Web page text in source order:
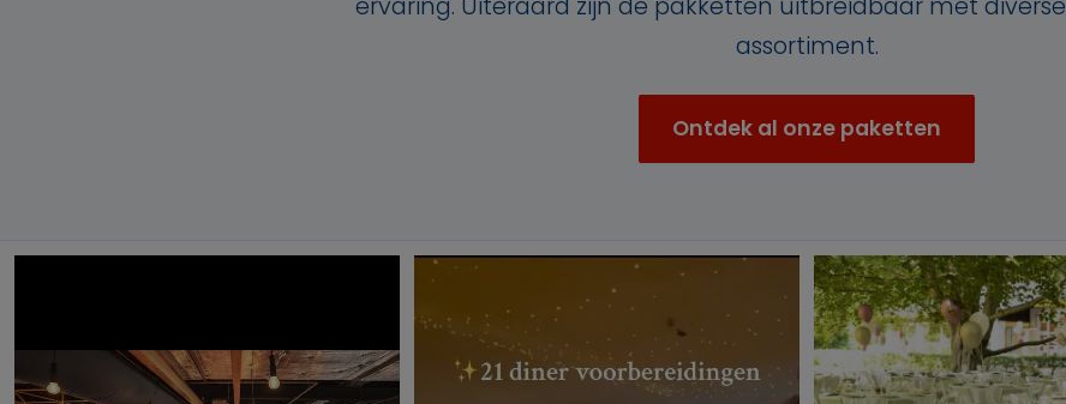
assortiment.
Ontdek al onze paketten